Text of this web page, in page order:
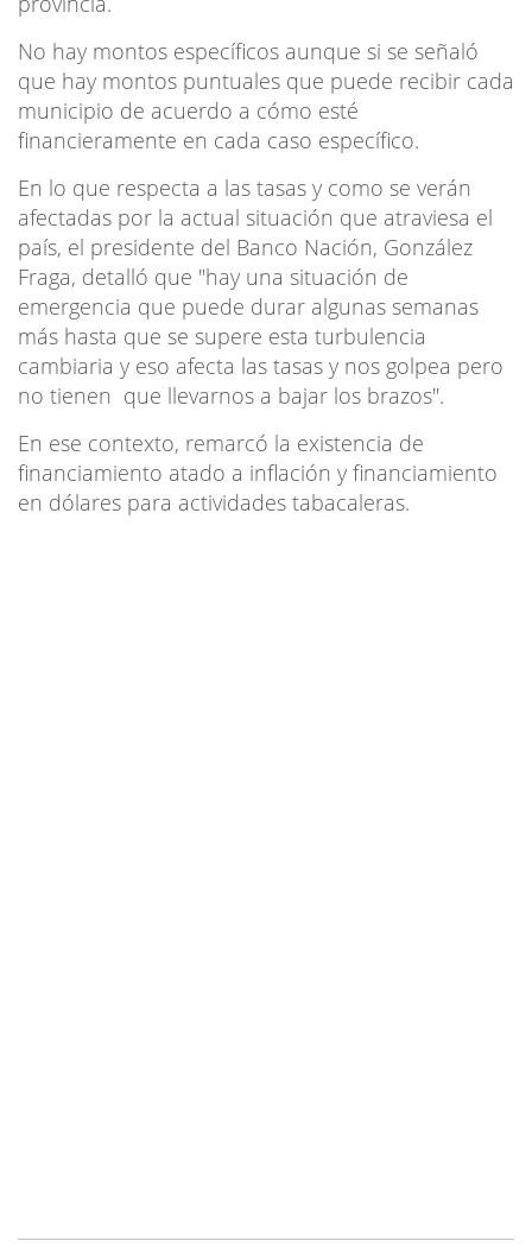
No hay montos específicos aunque si se señaló
que hay montos puntuales que puede recibir cada
municipio de acuerdo a cómo esté
financieramente en cada caso específico.
En lo que respecta a las tasas y como se verán
afectadas por la actual situación que atraviesa el
país, el presidente del Banco Nación, González
Fraga, detalló que "hay una situación de
emergencia que puede durar algunas semanas
más hasta que se supere esta turbulencia
cambiaria y eso afecta las tasas y nos golpea pero
no tienen que llevarnos a bajar los brazos".
En ese contexto, remarcó la existencia de
financiamiento atado a inflación y financiamiento
en dólares para actividades tabacaleras.